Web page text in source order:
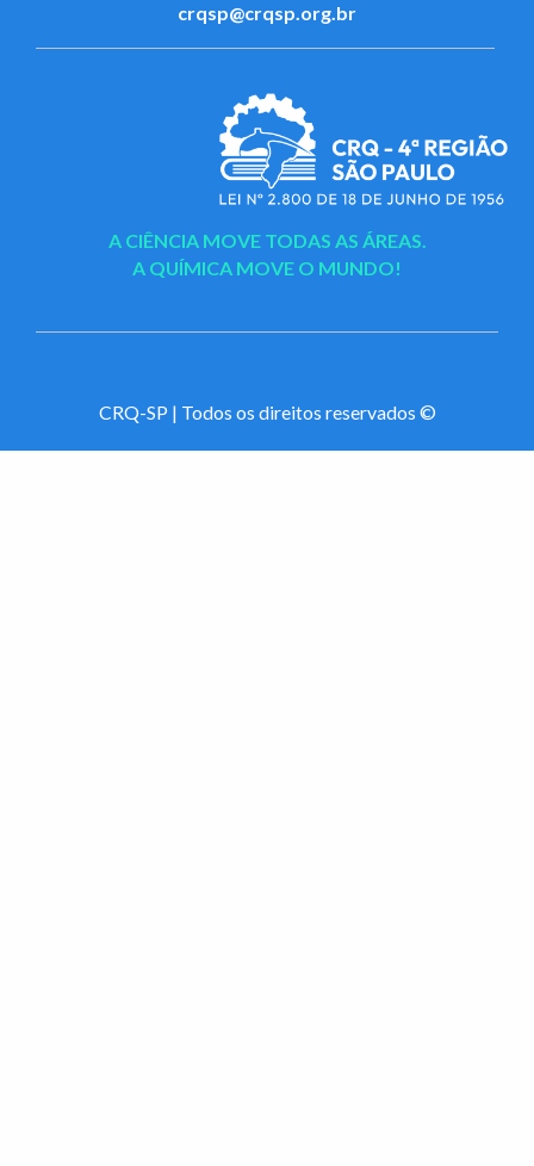
crqsp@crqsp.org.br
A CIÊNCIA MOVE TODAS AS ÁREAS.
A QUÍMICA MOVE O MUNDO!
CRQ-SP | Todos os direitos reservados ©